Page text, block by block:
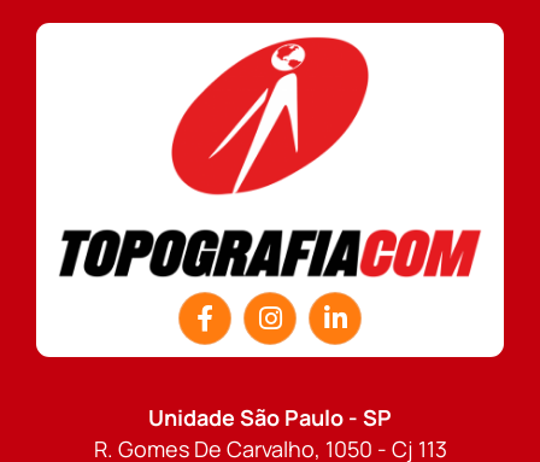
Unidade São Paulo - SP
R. Gomes De Carvalho, 1050 - Cj 113